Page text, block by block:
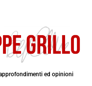
ed opinioni